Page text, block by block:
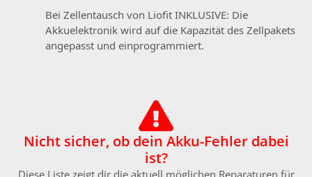
Bei Zellentausch von Liofit INKLUSIVE: Die
Akkuelektronik wird auf die Kapazität des Zellpakets
angepasst und einprogrammiert.
Nicht sicher, ob dein Akku-Fehler dabei
ist?
Diese Liste zeigt dir die aktuell möglichen Reparaturen für